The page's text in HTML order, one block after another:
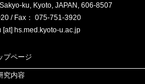
ku, Kyoto, JAPAN, 606-8507
/ Fax： 075-751-3920
[at] hs.med.kyoto-u.ac.jp
プページ
究内容